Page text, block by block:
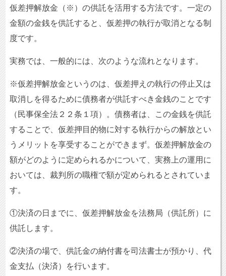
仮差押解放金（※）の供託を活用する方法です。一定の
金額の金銭を供託すると、仮差押の執行が取消となる制
度です。
実務では、一般的には、次のような流れとなります。
※仮差押解放金というのは、仮差押えの執行の停止又は
取消しを得るために債務者が供託すべき金銭のことです
（民事保全法２２条１項）。債務者は、この金銭を供託
することで、仮差押目的物に対する執行からの解放とい
うメリットを享受することができまず。仮差押解放金の
額がどのように定められるかについて、実務上の運用に
おいては、裁判所の職権で額が定められるとされていま
す。
①決済の日までに、仮差押解放金を法務局（供託所）に
供託します。
②決済の場で、供託金の納付書を司法書士が預かり、代
金支払（決済）を行います。